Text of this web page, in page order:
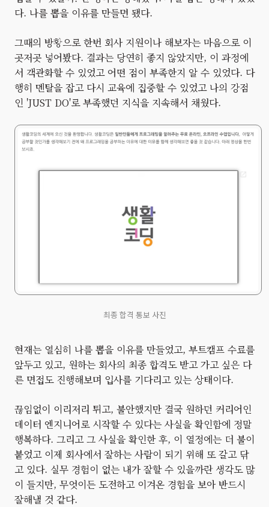
다. 나를 뽑을 이유를 만들면 됐다.
그때의 방황으로 한번 회사 지원이나 해보자는 마음으로 이
곳저곳 넣어봤다. 결과는 당연히 좋지 않았지만, 이 과정에
서 객관화할 수 있었고 어떤 점이 부족한지 알 수 있었다. 다
행히 멘탈을 잡고 다시 교육에 집중할 수 있었고 나의 강점
인 'JUST DO'로 부족했던 지식을 지속해서 채웠다.
최종 합격 통보 사진
현재는 열심히 나를 뽑을 이유를 만들었고, 부트캠프 수료를
앞두고 있고, 원하는 회사의 최종 합격도 받고 가고 싶은 다
른 면접도 진행해보며 입사를 기다리고 있는 상태이다.
끊임없이 이리저리 튀고, 불안했지만 결국 원하던 커리어인
데이터 엔지니어로 시작할 수 있다는 사실을 확인함에 정말
행복하다. 그리고 그 사실을 확인한 후, 이 열정에는 더 불이
붙었고 이제 회사에서 잘하는 사람이 되기 위해 또 갈고 닦
고 있다. 실무 경험이 없는 내가 잘할 수 있을까란 생각도 많
이 들지만, 무엇이든 도전하고 이겨온 경험을 보아 반드시
잘해낼 것 같다.